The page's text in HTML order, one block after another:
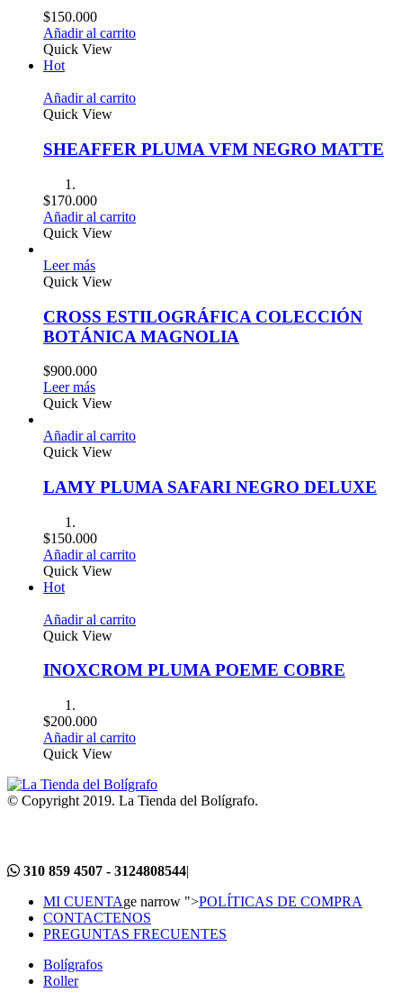
$150.000
Añadir al carrito
Quick View
Hot
Añadir al carrito
Quick View
SHEAFFER PLUMA VFM NEGRO MATTE
$170.000
Añadir al carrito
Quick View
Leer más
Quick View
CROSS ESTILOGRÁFICA COLECCIÓN
BOTÁNICA MAGNOLIA
$900.000
Leer más
Quick View
Añadir al carrito
Quick View
LAMY PLUMA SAFARI NEGRO DELUXE
$150.000
Añadir al carrito
Quick View
Hot
Añadir al carrito
Quick View
INOXCROM PLUMA POEME COBRE
$200.000
Añadir al carrito
Quick View
© Copyright 2019. La Tienda del Bolígrafo.
310 859 4507 - 3124808544|
MI CUENTAge narrow ">POLÍTICAS DE COMPRA
CONTACTENOS
PREGUNTAS FRECUENTES
Bolígrafos
Roller